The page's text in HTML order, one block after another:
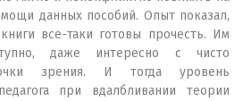
данных пособий. Опыт показал,
все-таки готовы прочесть. Им
даже интересно с чисто
зрения. И тогда уровень
при вдалбливании теории